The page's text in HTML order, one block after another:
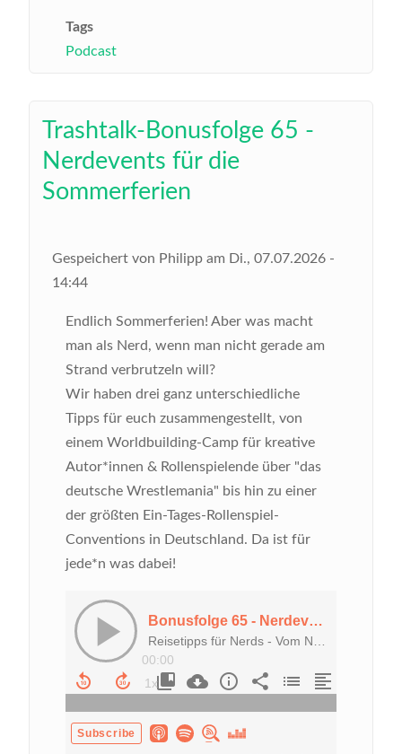
Tags
Podcast
Trashtalk-Bonusfolge 65 -
Nerdevents für die
Sommerferien
Gespeichert von Philipp am Di., 07.07.2026 -
14:44
Endlich Sommerferien! Aber was macht
man als Nerd, wenn man nicht gerade am
Strand verbrutzeln will?
Wir haben drei ganz unterschiedliche
Tipps für euch zusammengestellt, von
einem Worldbuilding-Camp für kreative
Autor*innen & Rollenspielende über "das
deutsche Wrestlemania" bis hin zu einer
der größten Ein-Tages-Rollenspiel-
Conventions in Deutschland. Da ist für
jede*n was dabei!